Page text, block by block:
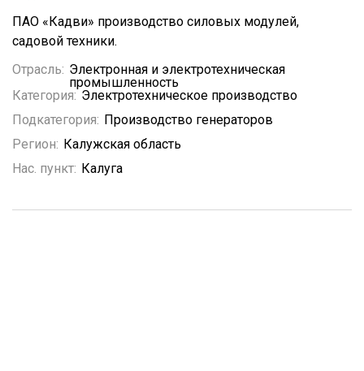
ПАО «Кадви» производство силовых модулей,
садовой техники.
Отрасль: Электронная и электротехническая
промышленность
Категория: Электротехническое производство
Подкатегория: Производство генераторов
Регион: Калужская область
Нас. пункт: Калуга